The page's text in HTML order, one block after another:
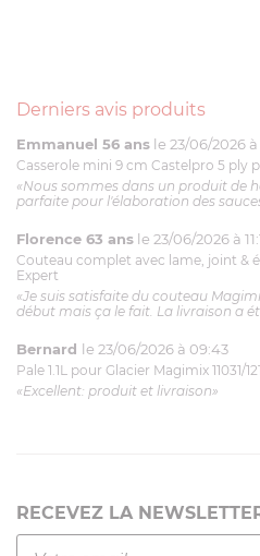
Derniers avis produits
Emmanuel 56 ans le 23/06/2026 à
Casserole mini 9 cm Castelpro 5 ply
«Nous sommes dans un produit de
parfaite pour l'élaboration des
Florence 63 ans le 23/06/2026 à
Couteau complet avec lame, joint &
Expert
«Je suis satisfaite du couteau
début mais ça le fait. La livraison a
Bernard le 23/06/2026 à 09:43
Pale 1.1L pour Glacier Magimix 11031/
«Excellent: produit et livraison»
RECEVEZ LA